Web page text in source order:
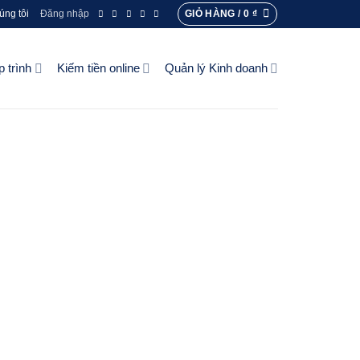
tôi Đăng nhập GIỎ HÀNG / 0 ₫
trình Kiếm tiền online Quản lý Kinh doanh